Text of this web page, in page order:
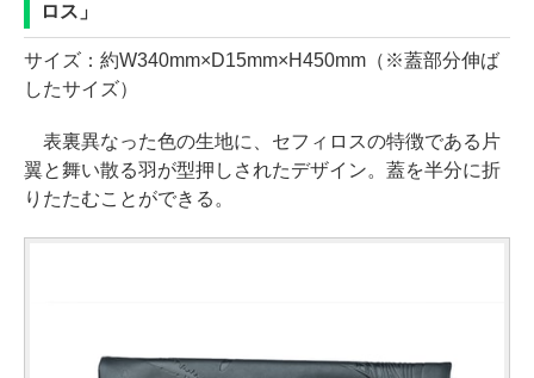
ロス」
サイズ：約W340mm×D15mm×H450mm（※蓋部分伸ば
したサイズ）
表裏異なった色の生地に、セフィロスの特徴である片
翼と舞い散る羽が型押しされたデザイン。蓋を半分に折
りたたむことができる。